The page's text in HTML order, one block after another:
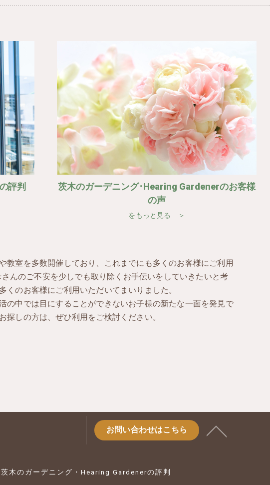
評判
茨木のガーデニング･Hearing Gardenerのお客様
の声
をもっと見る ＞
室を多数開催しており、これまでにも多くのお客様にご利用
んのご不安を少しでも取り除くお手伝いをしていきたいと考
のお客様にご利用いただいてまいりました。
の中では目にすることができないお子様の新たな一面を発見で
探しの方は、ぜひ利用をご検討ください。
お問い合わせはこちら
茨木のガーデニング・Hearing Gardenerの評判